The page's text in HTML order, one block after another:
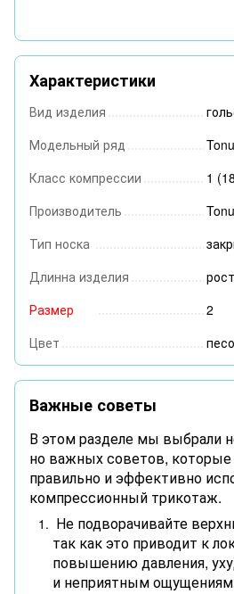
Характеристики
Вид изделия
Модельный ряд
Класс компрессии
1
Производитель
Тип носка
Длинна изделия
Размер
2
Цвет
Важные советы
В этом разделе мы выбрали
но важных советов,
правильно и эффективно
компрессионный трикотаж.
Не подворачивайте
так как это приводит к
повышению давления,
и неприятным